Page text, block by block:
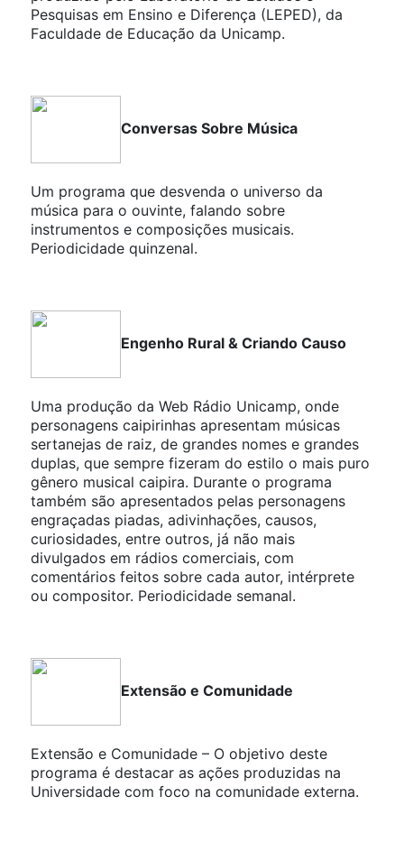
Pesquisas em Ensino e Diferença (LEPED), da
Faculdade de Educação da Unicamp.
Conversas Sobre Música
Um programa que desvenda o universo da
música para o ouvinte, falando sobre
instrumentos e composições musicais.
Periodicidade quinzenal.
Engenho Rural & Criando Causo
Uma produção da Web Rádio Unicamp, onde
personagens caipirinhas apresentam músicas
sertanejas de raiz, de grandes nomes e grandes
duplas, que sempre fizeram do estilo o mais puro
gênero musical caipira. Durante o programa
também são apresentados pelas personagens
engraçadas piadas, adivinhações, causos,
curiosidades, entre outros, já não mais
divulgados em rádios comerciais, com
comentários feitos sobre cada autor, intérprete
ou compositor. Periodicidade semanal.
Extensão e Comunidade
Extensão e Comunidade – O objetivo deste
programa é destacar as ações produzidas na
Universidade com foco na comunidade externa.